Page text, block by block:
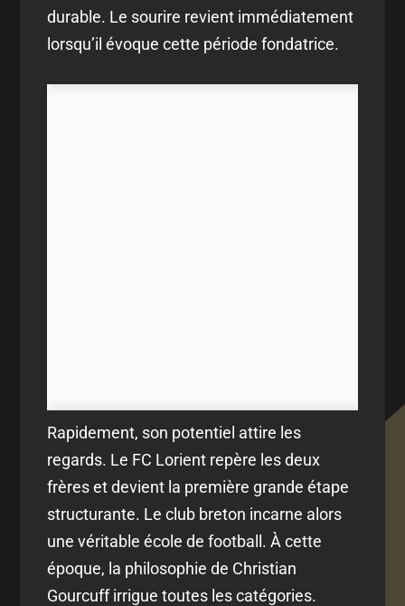
durable. Le sourire revient immédiatement
lorsqu’il évoque cette période fondatrice.
Rapidement, son potentiel attire les
regards. Le FC Lorient repère les deux
frères et devient la première grande étape
structurante. Le club breton incarne alors
une véritable école de football. À cette
époque, la philosophie de Christian
Gourcuff irrigue toutes les catégories.